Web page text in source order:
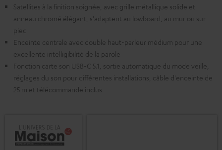
Satellites à la finition soignée, avec grille métallique solide et
anneau chromé élégant, s'adaptent au lowboard, au mur ou sur
pied
Enceinte centrale avec double haut-parleur médium pour une
excellente intelligibilité de la parole
Fonction carte son USB-C 5.1, sortie automatique du mode veille,
réglages du son pour différentes installations, câble d'enceinte de
25 m et télécommande inclus